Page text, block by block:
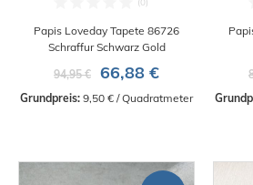
Papis Loveday Tapete 86726
Schraffur Schwarz Gold
94,95 €
66,88 €
Grundpreis: 9,50 € / Quadratmeter